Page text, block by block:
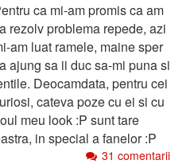
ca mi-am promis ca am
rezolv problema repede, azi
am luat ramele, maine sper
ajung sa ii duc sa-mi puna si
Deocamdata, pentru cei
cateva poze cu ei si cu
meu look :P sunt tare
in special a fanelor :P
31 comentarii